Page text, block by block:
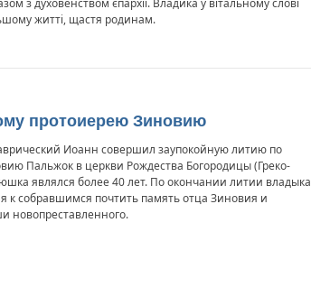
з духовенством єпархії. Владика у вітальному слові
житті, щастя родинам.
протоиерею Зиновию
Иоанн совершил заупокойную литию по
Пальжок в церкви Рождества Богородицы (Греко-
являлся более 40 лет. По окончании литии владыка
к собравшимся почтить память отца Зиновия и
новопреставленного.